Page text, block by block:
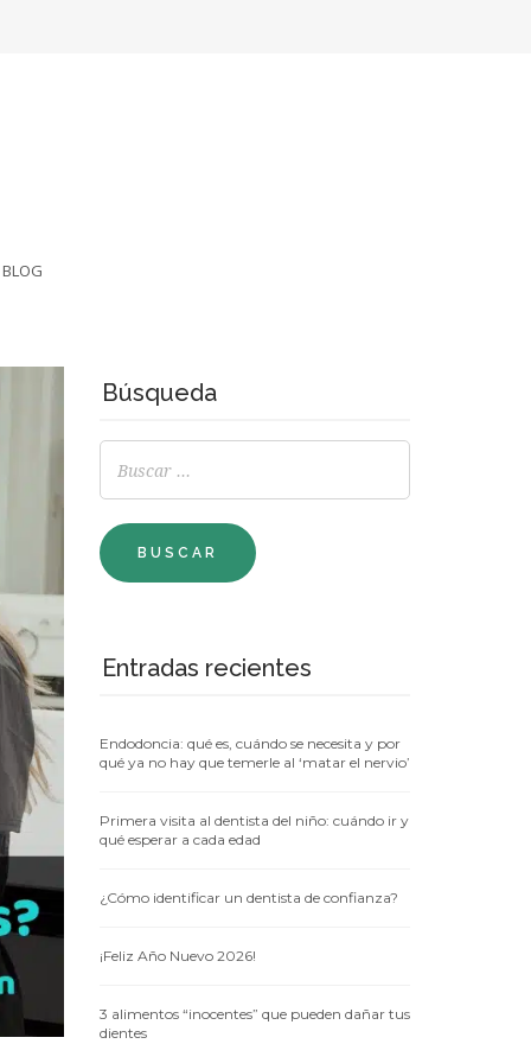
BLOG
Búsqueda
Entradas recientes
Endodoncia: qué es, cuándo se necesita y por
qué ya no hay que temerle al ‘matar el nervio’
Primera visita al dentista del niño: cuándo ir y
qué esperar a cada edad
¿Cómo identificar un dentista de confianza?
¡Feliz Año Nuevo 2026!
3 alimentos “inocentes” que pueden dañar tus
dientes